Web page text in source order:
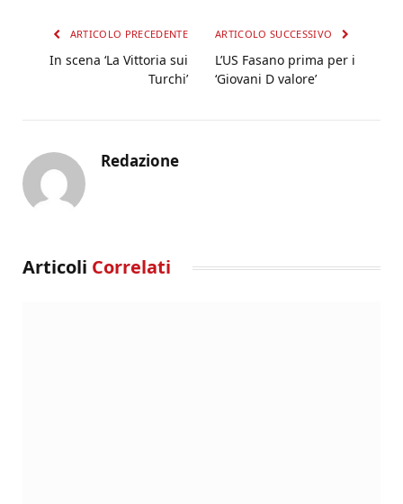
ARTICOLO PRECEDENTE
In scena ‘La Vittoria sui
Turchi’
ARTICOLO SUCCESSIVO
L’US Fasano prima per i
‘Giovani D valore’
Redazione
Articoli Correlati